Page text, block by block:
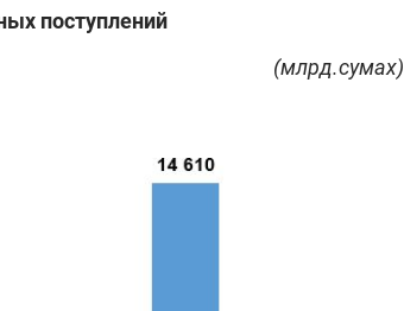
поступлений
(млрд.сумах)